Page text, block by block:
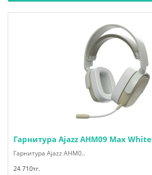
Гарнитура Ajazz AHM09 Max White
Гарнитура Ajazz AHM0..
24 710тг.